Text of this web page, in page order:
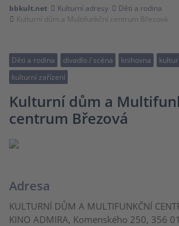
bbkult.net Kulturní adresy
Děti a rodina
Kulturní dům a Multifunkční centrum Březová
Děti a rodina divadlo / scéna knihovna
kulturní zařízení
Kulturní dům a
centrum Březová
Adresa
KULTURNÍ DŮM A MULTIFUNKČNÍ
KINO ADMIRA, Komenského 250, 356